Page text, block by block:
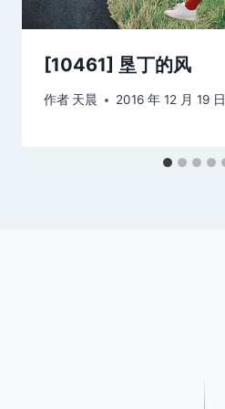
[10461] 垦丁的风
作者 天晨 2016 年 12 月 19 日